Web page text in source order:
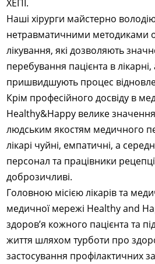
ХЕПІ.
Наші хірурги майстерно
нетравматичними методиками
лікування, які дозволяють
перебування пацієнта в
пришвидшують процес
Крім професійного досвіду в
Healthy&Happy велике значення
людським якостям медичного
лікарі чуйні, емпатичні, а
персонал та працівники
доброзичливі.
Головною місією лікарів та
медичної мережі Healthy and
здоров’я кожного пацієнта та
життя шляхом турботи про
застосування профілактичних